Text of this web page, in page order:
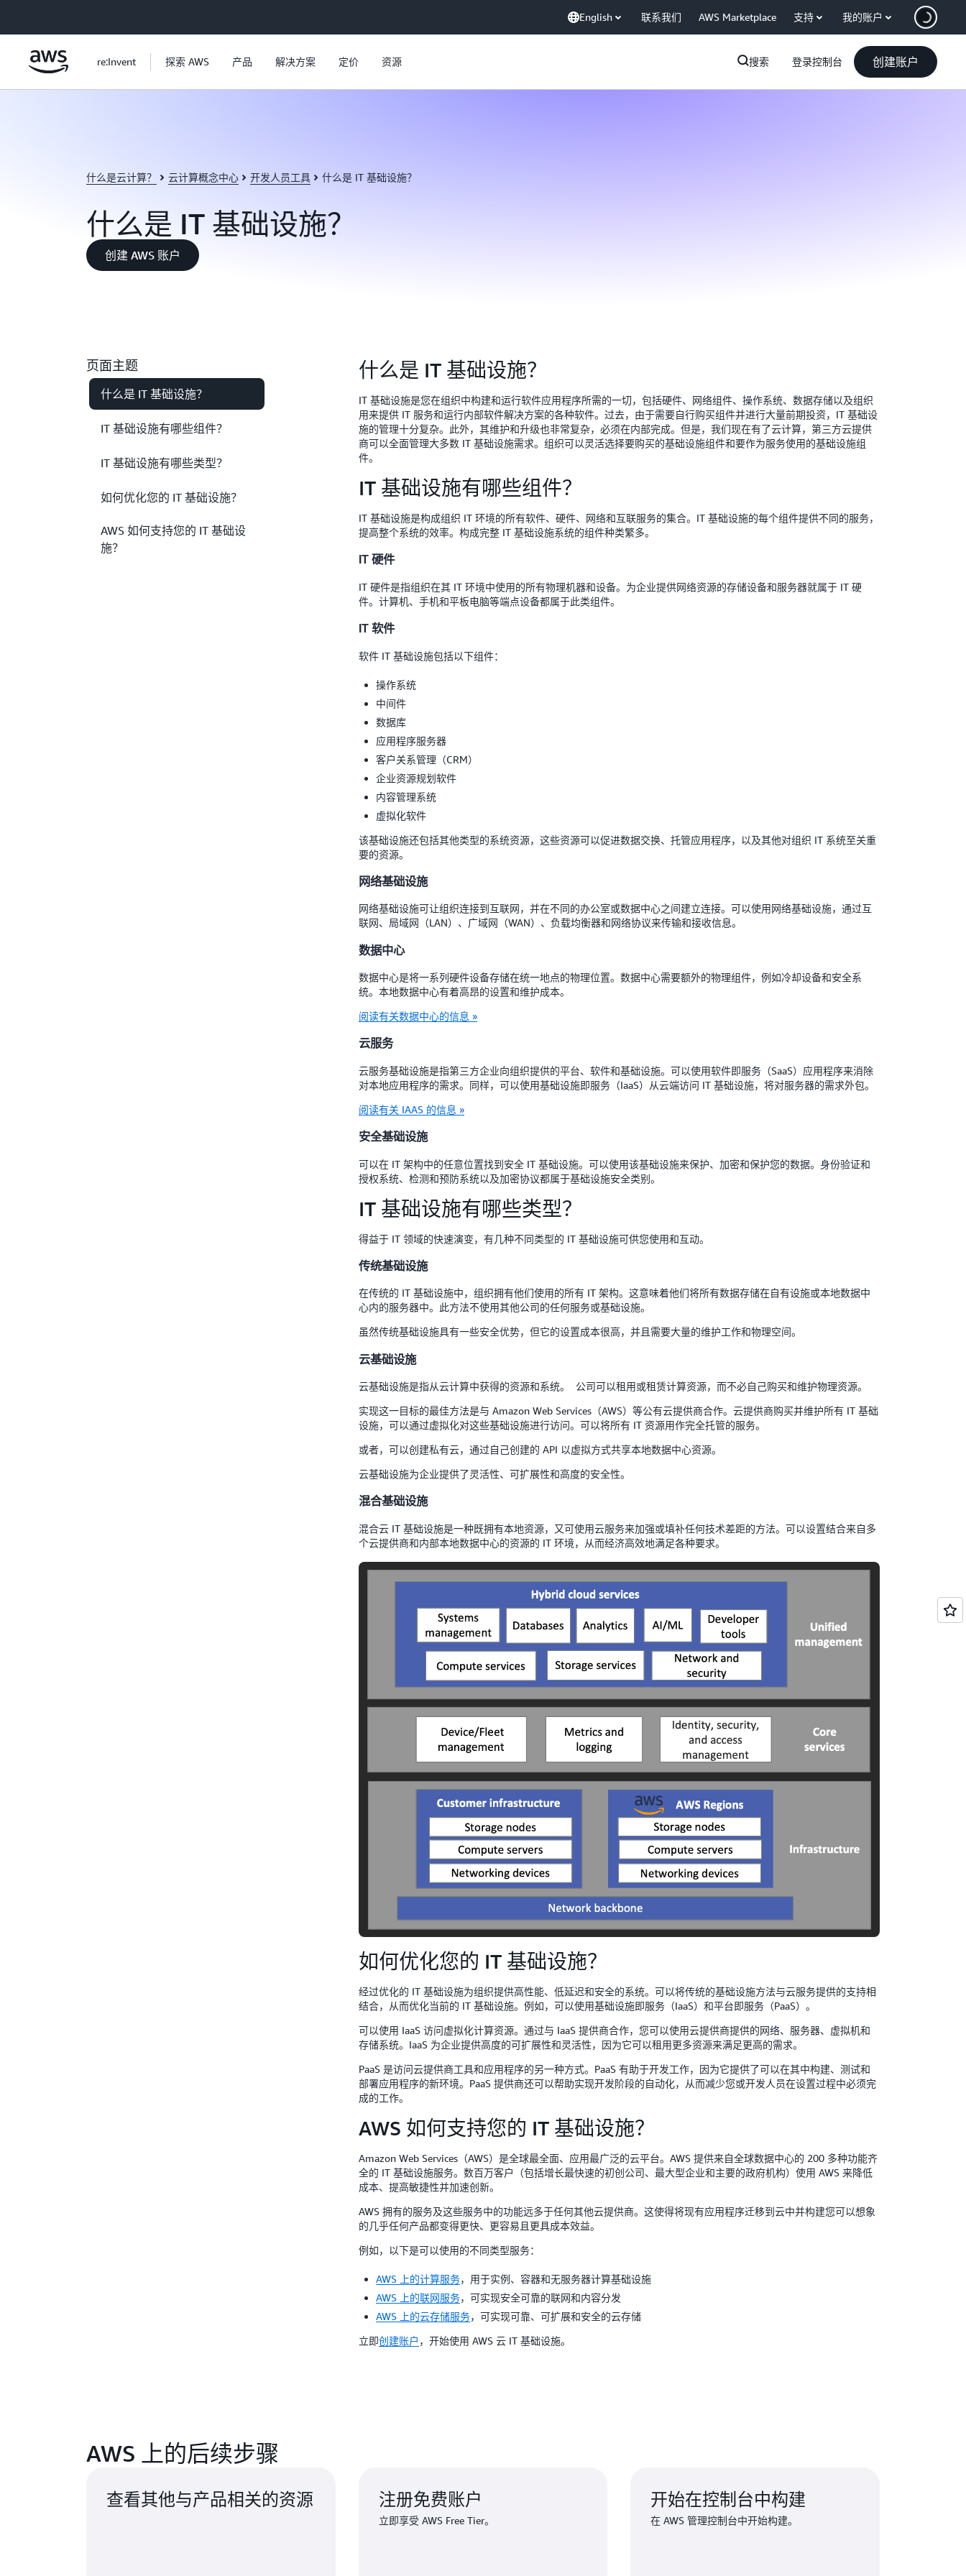
English 联系我们 AWS Marketplace 支持 我的账户
re:Invent 探索 AWS 产品 解决方案 定价 资源 搜索 登录控制台 创建账户
什么是云计算？ 云计算概念中心 开发人员工具 什么是 IT 基础设施？
什么是 IT 基础设施？
创建 AWS 账户
页面主题
什么是 IT 基础设施？
IT 基础设施有哪些组件？
IT 基础设施有哪些类型？
如何优化您的 IT 基础设施？
AWS 如何支持您的 IT 基础设
施？
什么是 IT 基础设施？
IT 基础设施是您在组织中构建和运行软件应用程序所需的一切，包括硬件、网络组件、操作系统、数据存储以及组织
用来提供 IT 服务和运行内部软件解决方案的各种软件。过去，由于需要自行购买组件并进行大量前期投资，IT 基础设
施的管理十分复杂。此外，其维护和升级也非常复杂，必须在内部完成。但是，我们现在有了云计算，第三方云提供
商可以全面管理大多数 IT 基础设施需求。组织可以灵活选择要购买的基础设施组件和要作为服务使用的基础设施组
件。
IT 基础设施有哪些组件？
IT 基础设施是构成组织 IT 环境的所有软件、硬件、网络和互联服务的集合。IT 基础设施的每个组件提供不同的服务，
提高整个系统的效率。构成完整 IT 基础设施系统的组件种类繁多。
IT 硬件
IT 硬件是指组织在其 IT 环境中使用的所有物理机器和设备。为企业提供网络资源的存储设备和服务器就属于 IT 硬
件。计算机、手机和平板电脑等端点设备都属于此类组件。
IT 软件
软件 IT 基础设施包括以下组件：
操作系统
中间件
数据库
应用程序服务器
客户关系管理（CRM）
企业资源规划软件
内容管理系统
虚拟化软件
该基础设施还包括其他类型的系统资源，这些资源可以促进数据交换、托管应用程序，以及其他对组织 IT 系统至关重
要的资源。
网络基础设施
网络基础设施可让组织连接到互联网，并在不同的办公室或数据中心之间建立连接。可以使用网络基础设施，通过互
联网、局域网（LAN）、广域网（WAN）、负载均衡器和网络协议来传输和接收信息。
数据中心
数据中心是将一系列硬件设备存储在统一地点的物理位置。数据中心需要额外的物理组件，例如冷却设备和安全系
统。本地数据中心有着高昂的设置和维护成本。
阅读有关数据中心的信息 »
云服务
云服务基础设施是指第三方企业向组织提供的平台、软件和基础设施。可以使用软件即服务（SaaS）应用程序来消除
对本地应用程序的需求。同样，可以使用基础设施即服务（IaaS）从云端访问 IT 基础设施，将对服务器的需求外包。
阅读有关 IAAS 的信息 »
安全基础设施
可以在 IT 架构中的任意位置找到安全 IT 基础设施。可以使用该基础设施来保护、加密和保护您的数据。身份验证和
授权系统、检测和预防系统以及加密协议都属于基础设施安全类别。
IT 基础设施有哪些类型？
得益于 IT 领域的快速演变，有几种不同类型的 IT 基础设施可供您使用和互动。
传统基础设施
在传统的 IT 基础设施中，组织拥有他们使用的所有 IT 架构。这意味着他们将所有数据存储在自有设施或本地数据中
心内的服务器中。此方法不使用其他公司的任何服务或基础设施。
虽然传统基础设施具有一些安全优势，但它的设置成本很高，并且需要大量的维护工作和物理空间。
云基础设施
云基础设施是指从云计算中获得的资源和系统。 公司可以租用或租赁计算资源，而不必自己购买和维护物理资源。
实现这一目标的最佳方法是与 Amazon Web Services（AWS）等公有云提供商合作。云提供商购买并维护所有 IT 基础
设施，可以通过虚拟化对这些基础设施进行访问。可以将所有 IT 资源用作完全托管的服务。
或者，可以创建私有云，通过自己创建的 API 以虚拟方式共享本地数据中心资源。
云基础设施为企业提供了灵活性、可扩展性和高度的安全性。
混合基础设施
混合云 IT 基础设施是一种既拥有本地资源，又可使用云服务来加强或填补任何技术差距的方法。可以设置结合来自多
个云提供商和内部本地数据中心的资源的 IT 环境，从而经济高效地满足各种要求。
如何优化您的 IT 基础设施？
经过优化的 IT 基础设施为组织提供高性能、低延迟和安全的系统。可以将传统的基础设施方法与云服务提供的支持相
结合，从而优化当前的 IT 基础设施。例如，可以使用基础设施即服务（IaaS）和平台即服务（PaaS）。
可以使用 IaaS 访问虚拟化计算资源。通过与 IaaS 提供商合作，您可以使用云提供商提供的网络、服务器、虚拟机和
存储系统。IaaS 为企业提供高度的可扩展性和灵活性，因为它可以租用更多资源来满足更高的需求。
PaaS 是访问云提供商工具和应用程序的另一种方式。PaaS 有助于开发工作，因为它提供了可以在其中构建、测试和
部署应用程序的新环境。PaaS 提供商还可以帮助实现开发阶段的自动化，从而减少您或开发人员在设置过程中必须完
成的工作。
AWS 如何支持您的 IT 基础设施？
Amazon Web Services（AWS）是全球最全面、应用最广泛的云平台。AWS 提供来自全球数据中心的 200 多种功能齐
全的 IT 基础设施服务。数百万客户（包括增长最快速的初创公司、最大型企业和主要的政府机构）使用 AWS 来降低
成本、提高敏捷性并加速创新。
AWS 拥有的服务及这些服务中的功能远多于任何其他云提供商。这使得将现有应用程序迁移到云中并构建您可以想象
的几乎任何产品都变得更快、更容易且更具成本效益。
例如，以下是可以使用的不同类型服务：
AWS 上的计算服务，用于实例、容器和无服务器计算基础设施
AWS 上的联网服务，可实现安全可靠的联网和内容分发
AWS 上的云存储服务，可实现可靠、可扩展和安全的云存储
立即创建账户 ，开始使用 AWS 云 IT 基础设施。
AWS 上的后续步骤
查看其他与产品相关的资源 注册免费账户
立即享受 AWS Free Tier。
开始在控制台中构建
在 AWS 管理控制台中开始构建。